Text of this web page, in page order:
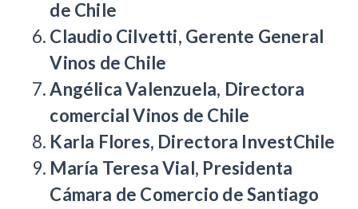
de Chile
Claudio Cilvetti, Gerente General
Vinos de Chile
Angélica Valenzuela, Directora
comercial Vinos de Chile
Karla Flores, Directora InvestChile
María Teresa Vial, Presidenta
Cámara de Comercio de Santiago